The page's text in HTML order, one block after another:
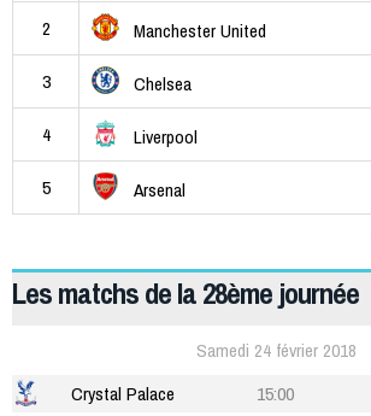
2 Manchester United
3 Chelsea
4 Liverpool
5 Arsenal
Les matchs de la 28ème journée
Samedi 24 février 2018
Crystal Palace
15:00